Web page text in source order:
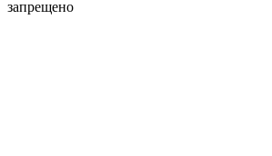
запрещено